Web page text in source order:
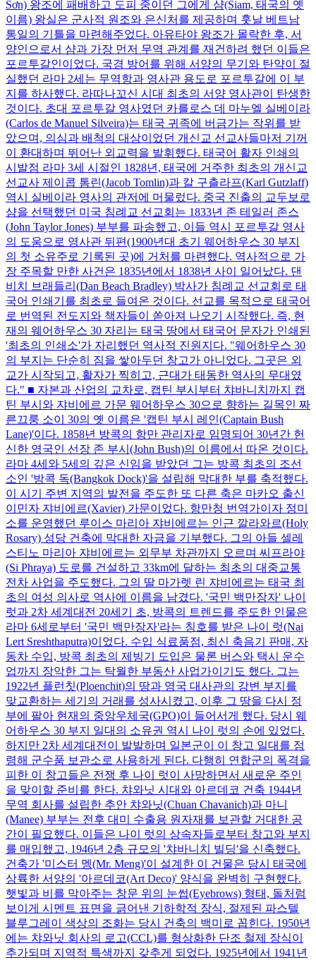
Sơn) 왕조에 패배하고 도피 중이던 그에게 샴(Siam, 태국의 옛
이름) 왕실은 군사적 원조와 은신처를 제공하며 훗날 베트남
통일의 기틀을 마련해주었다. 아유타야 왕조가 몰락한 후, 서
양인으로서 샴과 가장 먼저 무역 관계를 재건하려 했던 이들은
포르투갈인이었다. 국경 방어를 위해 서양의 무기와 탄약이 절
실했던 라마 2세는 무역항과 영사관 용도로 포르투갈에 이 부
지를 하사했다. 라따나꼬신 시대 최초의 서양 영사관이 탄생한
것이다. 초대 포르투갈 영사였던 카를로스 데 마누엘 실베이라
(Carlos de Manuel Silveira)는 태국 귀족에 버금가는 작위를 받
았으며, 의심과 배척의 대상이었던 개신교 선교사들마저 기꺼
이 환대하며 뛰어난 외교력을 발휘했다. 태국어 활자 인쇄의
시발점 라마 3세 시절인 1828년, 태국에 거주한 최초의 개신교
선교사 제이콥 톰린(Jacob Tomlin)과 칼 구츨라프(Karl Gutzlaff)
역시 실베이라 영사의 관저에 머물렀다. 중국 진출의 교두보로
샴을 선택했던 미국 침례교 선교회는 1833년 존 테일러 존스
(John Taylor Jones) 부부를 파송했고, 이들 역시 포르투갈 영사
의 도움으로 영사관 뒤편(1900년대 초기 웨어하우스 30 부지
의 첫 소유주로 기록된 곳)에 거처를 마련했다. 역사적으로 가
장 주목할 만한 사건은 1835년에서 1838년 사이 일어났다. 댄
비치 브래들리(Dan Beach Bradley) 박사가 침례교 선교회로 태
국어 인쇄기를 최초로 들여온 것이다. 선교를 목적으로 태국어
로 번역된 전도지와 책자들이 쏟아져 나오기 시작했다. 즉, 현
재의 웨어하우스 30 자리는 태국 땅에서 태국어 문자가 인쇄된
'최초의 인쇄소'가 자리했던 역사적 진원지다. "웨어하우스 30
의 부지는 단순히 짐을 쌓아두던 창고가 아니었다. 그곳은 외
교가 시작되고, 활자가 찍히고, 근대가 태동한 역사의 무대였
다." ■ 자본과 산업의 교차로, 캡틴 부시부터 챠바니치까지 캡
틴 부시와 쟈비에르 가문 웨어하우스 30으로 향하는 길목인 짜
른끄룽 소이 30의 옛 이름은 '캡틴 부시 레인(Captain Bush
Lane)'이다. 1858년 방콕의 항만 관리자로 임명되어 30년간 헌
신한 영국인 선장 존 부시(John Bush)의 이름에서 따온 것이다.
라마 4세와 5세의 깊은 신임을 받았던 그는 방콕 최초의 조선
소인 '방콕 독(Bangkok Dock)'을 설립해 막대한 부를 축적했다.
이 시기 주변 지역의 발전을 주도한 또 다른 축은 마카오 출신
이민자 쟈비에르(Xavier) 가문이었다. 항만청 번역가이자 정미
소를 운영했던 루이스 마리아 쟈비에르는 인근 깔라와르(Holy
Rosary) 성당 건축에 막대한 자금을 기부했다. 그의 아들 셀레
스티노 마리아 쟈비에르는 외무부 차관까지 오르며 씨프라야
(Si Phraya) 도로를 건설하고 33km에 달하는 최초의 대중교통
전차 사업을 주도했다. 그의 딸 마가렛 린 쟈비에르는 태국 최
초의 여성 의사로 역사에 이름을 남겼다. '국민 백만장자' 나이
럿과 2차 세계대전 20세기 초, 방콕의 트렌드를 주도한 인물은
라마 6세로부터 '국민 백만장자'라는 칭호를 받은 나이 럿(Nai
Lert Sreshthaputra)이었다. 수입 식료품점, 최신 축음기 판매, 자
동차 수입, 방콕 최초의 제빙기 도입은 물론 버스와 택시 운수
업까지 장악한 그는 탁월한 부동산 사업가이기도 했다. 그는
1922년 플런칫(Ploenchit)의 땅과 영국 대사관의 강변 부지를
맞교환하는 세기의 거래를 성사시켰고, 이후 그 땅을 다시 정
부에 팔아 현재의 중앙우체국(GPO)이 들어서게 했다. 당시 웨
어하우스 30 부지 일대의 소유권 역시 나이 럿의 손에 있었다.
하지만 2차 세계대전이 발발하며 일본군이 이 창고 일대를 점
령해 군수품 보관소로 사용하게 된다. 다행히 연합군의 폭격을
피한 이 창고들은 전쟁 후 나이 럿이 사망하면서 새로운 주인
을 맞이할 준비를 한다. 챠와닛 시대와 아르데코 건축 1944년
무역 회사를 설립한 추안 챠와닛(Chuan Chavanich)과 마니
(Manee) 부부는 전후 대미 수출용 원자재를 보관할 거대한 공
간이 필요했다. 이들은 나이 럿의 상속자들로부터 창고와 부지
를 매입했고, 1946년 2층 규모의 '챠바니치 빌딩'을 신축했다.
건축가 '미스터 멩(Mr. Meng)'이 설계한 이 건물은 당시 태국에
상륙한 서양의 '아르데코(Art Deco)' 양식을 완벽히 구현했다.
햇빛과 비를 막아주는 창문 위의 눈썹(Eyebrows) 형태, 돌처럼
보이게 시멘트 표면을 긁어낸 기하학적 장식, 절제된 파스텔
블루그레이 색상의 조화는 당시 건축의 백미로 꼽힌다. 1950년
에는 챠와닛 회사의 로고(CCL)를 형상화한 단조 철제 장식이
추가되며 지역적 특색까지 갖추게 되었다. 1925년에서 1941년